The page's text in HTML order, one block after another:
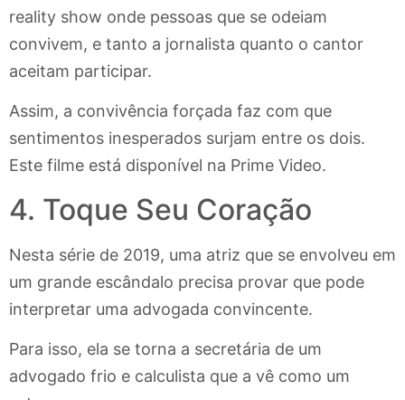
reality show onde pessoas que se odeiam
convivem, e tanto a jornalista quanto o cantor
aceitam participar.
Assim, a convivência forçada faz com que
sentimentos inesperados surjam entre os dois.
Este filme está disponível na Prime Video.
4. Toque Seu Coração
Nesta série de 2019, uma atriz que se envolveu em
um grande escândalo precisa provar que pode
interpretar uma advogada convincente.
Para isso, ela se torna a secretária de um
advogado frio e calculista que a vê como um